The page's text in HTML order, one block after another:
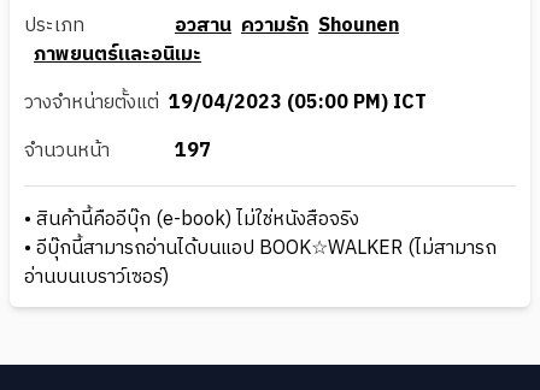
ประเภท
อวสาน ความรัก Shounen
ภาพยนตร์และอนิเมะ
วางจำหน่ายตั้งแต่ 19/04/2023 (05:00 PM) ICT
จำนวนหน้า
197
• สินค้านี้คืออีบุ๊ก (e-book) ไม่ใช่หนังสือจริง
• อีบุ๊กนี้สามารถอ่านได้บนแอป BOOK☆WALKER (ไม่สามารถ
อ่านบนเบราว์เซอร์)